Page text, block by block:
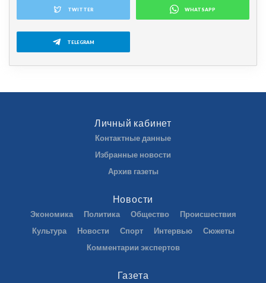
TWITTER WHATSAPP
TELEGRAM
Личный кабинет
Контактные данные
Избранные новости
Архив газеты
Новости
Экономика Политика Общество
Происшествия
Культура
Новости Спорт Интервью
Сюжеты
Комментарии экспертов
Газета